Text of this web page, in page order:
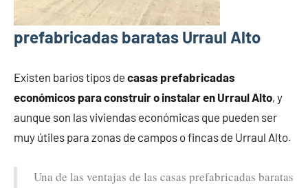
prefabricadas baratas Urraul Alto
Existen barios tipos de casas prefabricadas
económicos para construir o instalar en Urraul Alto, y
aunque son las viviendas económicas que pueden ser
muy útiles para zonas de campos o fincas de Urraul Alto.
Una de las ventajas de las casas prefabricadas baratas